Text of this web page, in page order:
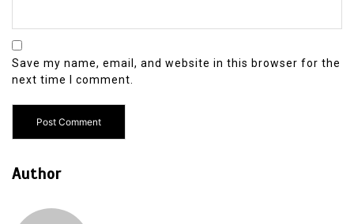
Save my name, email, and website in this browser for the
next time I comment.
Author